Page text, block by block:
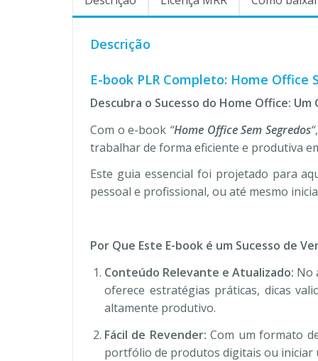
Descrição
E-book PLR Completo: Home Office
Descubra o Sucesso do Home Office:
Com o e-book “Home Office Sem Segredos“
trabalhar de forma eficiente e produtiva
Este guia essencial foi projetado para
pessoal e profissional, ou até mesmo
Por Que Este E-book é um Sucesso de
Conteúdo Relevante e Atualizado: No
oferece estratégias práticas, dicas
altamente produtivo.
Fácil de Revender: Com um formato
portfólio de produtos digitais ou iniciar